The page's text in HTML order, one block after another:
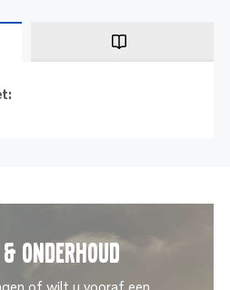
onderhoud
of wilt u vooraf een